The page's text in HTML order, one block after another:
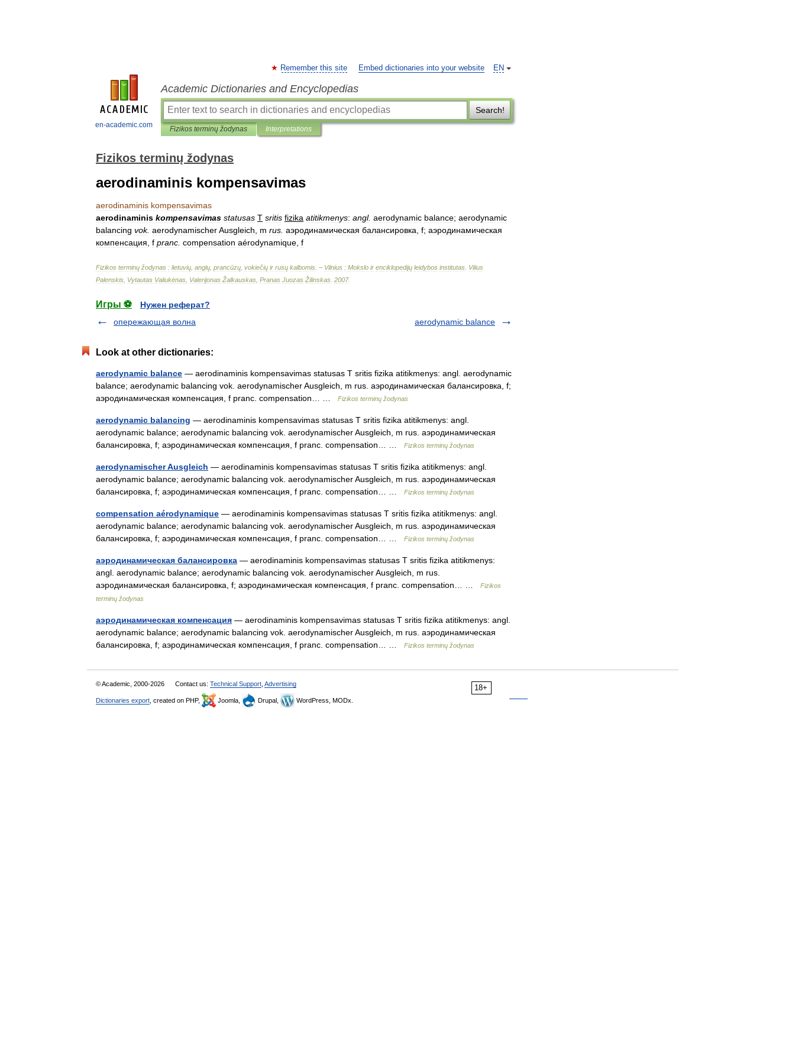
en-academic.com
EN
Remember this site Embed dictionaries into your website
Academic Dictionaries and Encyclopedias
Search!
Fizikos terminų žodynas Interpretations
Fizikos terminų žodynas
aerodinaminis kompensavimas
aerodinaminis kompensavimas
aerodinaminis kompensavimas statusas T sritis fizika atitikmenys: angl. aerodynamic balance; aerodynamic
balancing vok. aerodynamischerAusgleich m rus аэродинамическая балансировка f; аэродинамическая
компенсация f pranc compensation aérodynamique f
Fizikos terminų žodynas : lietuvių anglų prancūzų vokiečių ir rusų kalbomis . – Vilnius : Mokslo ir enciklopedijų leidybos institutas Vilius
Palenskis Vytautas Valiukėnas Valerijonas Žalkauskas Pranas Juozas Žilinskas 2007.
Игры ⚽
Нужен реферат?
опережающая волна
aerodynamic balance
Look at other dictionaries:
aerodynamic balance — aerodinaminis kompensavimas statusas T sritis fizika atitikmenys: angl. aerodynamic
balance; aerodynamic balancing vok. aerodynamischer Ausgleich, m rus. аэродинамическая балансировка, f;
аэродинамическая компенсация, f pranc. compensation… …
Fizikos terminų žodynas
aerodynamic balancing — aerodinaminis kompensavimas statusas T sritis fizika atitikmenys: angl.
aerodynamic balance; aerodynamic balancing vok. aerodynamischer Ausgleich, m rus. аэродинамическая
балансировка, f; аэродинамическая компенсация, f pranc. compensation… …
Fizikos terminų žodynas
aerodynamischer Ausgleich — aerodinaminis kompensavimas statusas T sritis fizika atitikmenys: angl.
aerodynamic balance; aerodynamic balancing vok. aerodynamischer Ausgleich, m rus. аэродинамическая
балансировка, f; аэродинамическая компенсация, f pranc. compensation… …
Fizikos terminų žodynas
compensation aérodynamique — aerodinaminis kompensavimas statusas T sritis fizika atitikmenys: angl.
aerodynamic balance; aerodynamic balancing vok. aerodynamischer Ausgleich, m rus. аэродинамическая
балансировка, f; аэродинамическая компенсация, f pranc. compensation… …
Fizikos terminų žodynas
аэродинамическая балансировка — aerodinaminis kompensavimas statusas T sritis fizika atitikmenys:
angl. aerodynamic balance; aerodynamic balancing vok. aerodynamischer Ausgleich, m rus.
аэродинамическая балансировка, f; аэродинамическая компенсация, f pranc. compensation… …
Fizikos
terminų žodynas
аэродинамическая компенсация — aerodinaminis kompensavimas statusas T sritis fizika atitikmenys: angl.
aerodynamic balance; aerodynamic balancing vok. aerodynamischer Ausgleich, m rus. аэродинамическая
балансировка, f; аэродинамическая компенсация, f pranc. compensation… …
Fizikos terminų žodynas
18+
© Academic, 2000-2026 Contact us: Technical Support Advertising
Dictionaries export , created on PHP, Joomla, Drupal, WordPress, MODx.